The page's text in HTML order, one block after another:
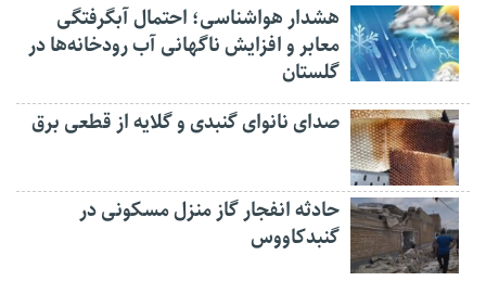
هشدار هواشناسی؛ احتمال آبگرفتگی
معابر و افزایش ناگهانی آب رودخانه‌ها در
گلستان
صدای نانوای گنبدی و گلایه از قطعی برق
حادثه انفجار گاز منزل مسکونی در
گنبدکاووس